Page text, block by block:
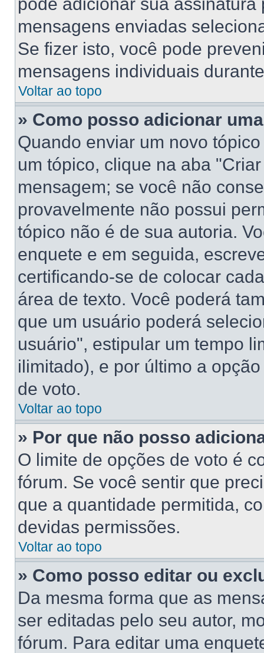
mensagens enviadas
Se fizer isto, você pode
mensagens individuais
Voltar ao topo
» Como posso adicionar
Quando enviar um novo
um tópico, clique na aba
mensagem; se você não
provavelmente não possui
tópico não é de sua autoria.
enquete e em seguida,
certificando-se de colocar
área de texto. Você poderá
que um usuário poderá
usuário", estipular um tempo
ilimitado), e por último a
de voto.
Voltar ao topo
» Por que não posso
O limite de opções de voto é
fórum. Se você sentir que
que a quantidade permitida,
devidas permissões.
Voltar ao topo
» Como posso editar ou
Da mesma forma que as
ser editadas pelo seu autor,
fórum. Para editar uma